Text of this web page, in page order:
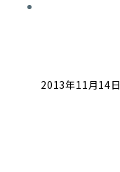
2013年11月14日